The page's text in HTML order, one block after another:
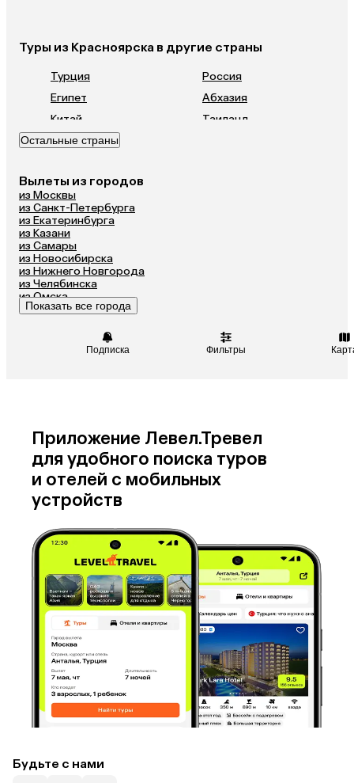
Подписка Фильтры
Туры из Красноярска в другие страны
Турция
Россия
Египет
Абхазия
Китай
Таиланд
Вьетнам
Армения
Казахстан
Узбекистан
Катар
Гонконг
Венгрия
Остальные страны
Вылеты из городов
из Москвы
из Санкт-Петербурга
из Екатеринбурга
из Казани
из Самары
из Новосибирска
из Нижнего Новгорода
из Челябинска
из Омска
из Волгограда
Показать все города
Приложение Левел.Тревел
для удобного поиска туров
и отелей с мобильных
устройств
Будьте с нами